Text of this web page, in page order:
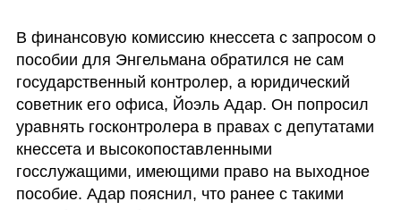
В финансовую комиссию кнессета с запросом о
пособии для Энгельмана обратился не сам
государственный контролер, а юридический
советник его офиса, Йоэль Адар. Он попросил
уравнять госконтролера в правах с депутатами
кнессета и высокопоставленными
госслужащими, имеющими право на выходное
пособие. Адар пояснил, что ранее с такими